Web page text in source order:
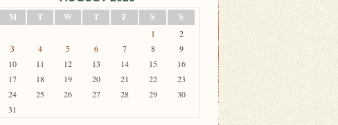
M
T W T F S S
1
2
3
4 5 6 7 8
9
10
11 12 13 14 15
16
17
18 19 20 21 22
23
24
25 26 27 28 29
30
31